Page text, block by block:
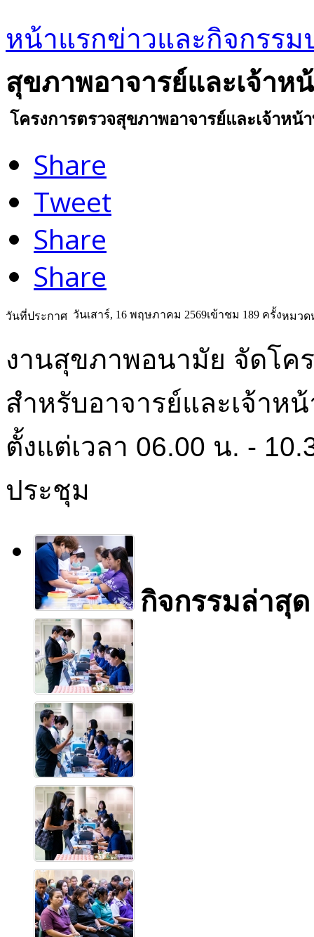
หน้าแรกข่าวและกิจกรรม
สุขภาพอาจารย์และเจ้าห
โครงการตรวจสุขภาพอาจารย์และเจ้าหน้า
Share
Tweet
Share
Share
วันที่ประกาศ วันเสาร์, 16 พฤษภาคม 2569เข้าชม 189 ครั้งหมวด
งานสุขภาพอนามัย จัดโค
สำหรับอาจารย์และเจ้าห
ตั้งแต่เวลา 06.00 น. -
ประชุม
กิจกรรมล่าสุด